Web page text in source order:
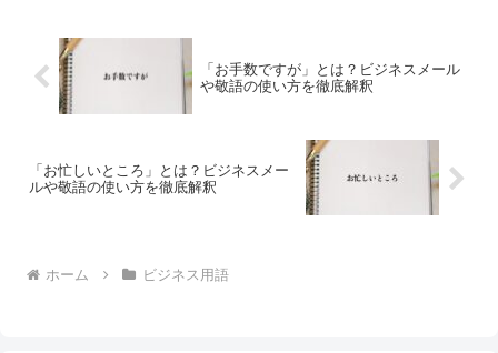
「お手数ですが」とは？ビジネスメール
や敬語の使い方を徹底解釈
「お忙しいところ」とは？ビジネスメー
ルや敬語の使い方を徹底解釈
ホーム ビジネス用語